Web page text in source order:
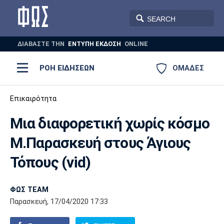
ΔΙΑΒΑΣΤΕ THN ΕΝΤΥΠΗ ΕΚΔΟΣΗ ONLINE
ΟΜΑΔΕΣ
ΡΟΗ ΕΙΔΗΣΕΩΝ
ΠΟΔΟΣΦΑΙΡΟ
ΠΟΛΟ ΣΠΟΡ
AUTO-MOTO
Ποδόσφαιρο
Super League 1
Super League 2
Ελλάδα
Μπάσκετ
Ελλάδα
EuroLeague
Ολυμπιακοί Αγώνες
Πόλο
Ολυμπιακός ΑΕΚ ΠΑΟΚ
Παναθηναϊκός Ατρόμητος
Επικαιρότητα
Μια διαφορετική χωρίς κόσμο
Μ.Παρασκευή στους Άγιους
Τόπους (vid)
ΦΩΣ TEAM
Παρασκευή, 17/04/2020 17:33